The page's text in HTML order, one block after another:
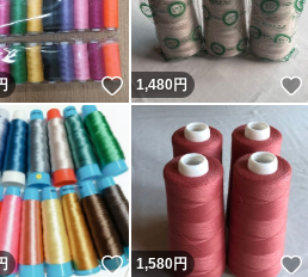
いいね！
1,480円
いいね！
1,580円